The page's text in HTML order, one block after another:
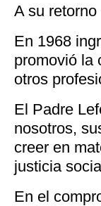
A su
En 1968
promovió la
otros
El Padre
nosotros,
creer en
justicia
En el